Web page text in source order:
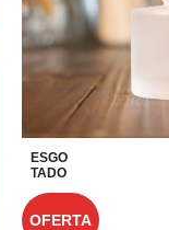
ESGO
TADO
OFERTA